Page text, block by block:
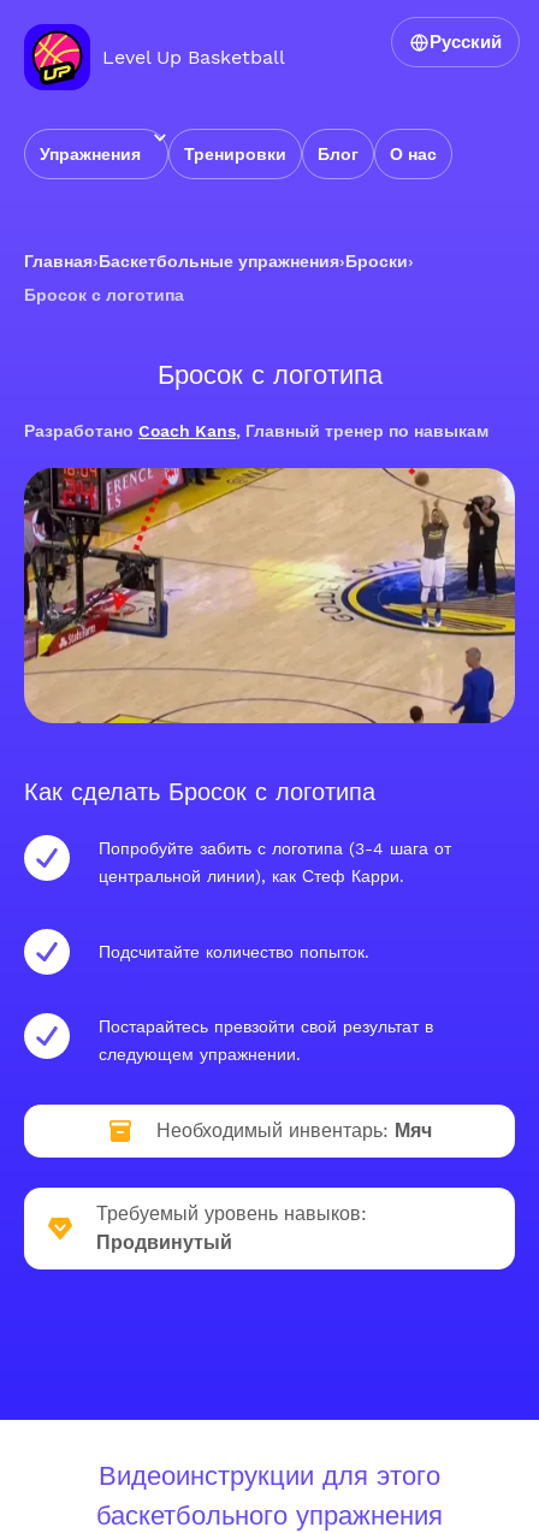
Level Up Basketball
Упражнения Тренировки Блог О нас
Русский
Главная›Баскетбольные упражнения›Броски›
Бросок с логотипа
Бросок с логотипа
Разработано Coach Kans, Главный тренер по навыкам
Как сделать Бросок с логотипа
Попробуйте забить с логотипа (3-4 шага от
центральной линии), как Стеф Карри.
Подсчитайте количество попыток.
Постарайтесь превзойти свой результат в
следующем упражнении.
Необходимый инвентарь: Мяч
Требуемый уровень навыков:
Продвинутый
Видеоинструкции для этого
баскетбольного упражнения